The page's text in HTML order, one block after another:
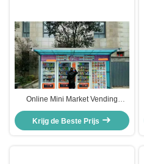
Online Mini Market Vending
Machine Combination met ODM
van het 5 Duimscherm
Krijg de Beste Prijs